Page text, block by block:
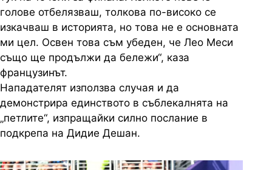
голове отбелязваш, толкова по-високо се
изкачваш в историята, но това не е основната
ми цел. Освен това съм убеден, че Лео Меси
също ще продължи да бележи“, каза
французинът.
Нападателят използва случая и да
демонстрира единството в съблекалнята на
„петлите“, изпращайки силно послание в
подкрепа на Дидие Дешан.